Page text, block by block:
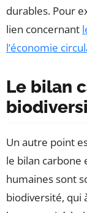
durables. Pour
lien concernant
l’économie
Le bilan
Un autre point
le bilan carbone
humaines sont
biodiversité, qui